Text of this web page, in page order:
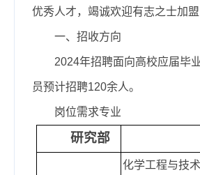
优秀人才，竭诚欢迎有志之士加盟
一、招收方向
2024年招聘面向高校应届毕
员预计招聘120余人。
岗位需求专业
研究部
化学工程与技